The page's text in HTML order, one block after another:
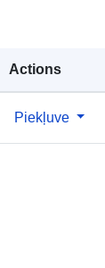
Actions
Piekļuve
19 April
48.406941 ], [